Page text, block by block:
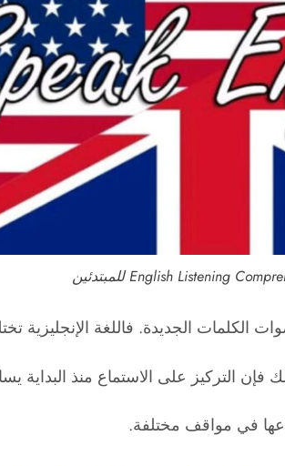
الكلمات الجديدة. فاللغة الإنجليزية
فإن التركيز على الاستماع منذ البداية
في مواقف مختلفة.